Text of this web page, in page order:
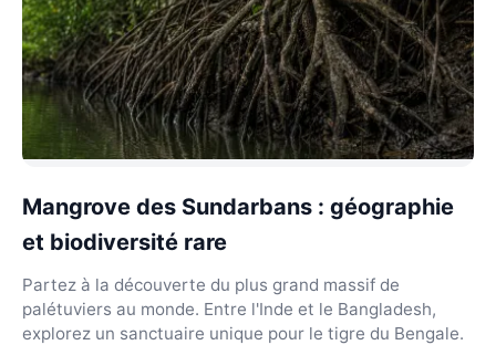
Mangrove des Sundarbans : géographie
et biodiversité rare
Partez à la découverte du plus grand massif de
palétuviers au monde. Entre l'Inde et le Bangladesh,
explorez un sanctuaire unique pour le tigre du Bengale.